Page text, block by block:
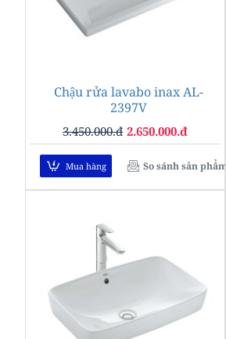
-23%
Chậu rửa lavabo inax AL-
2397V
2.650.000.đ
3.450.000.đ
Mua hàng So sánh sản phẩm